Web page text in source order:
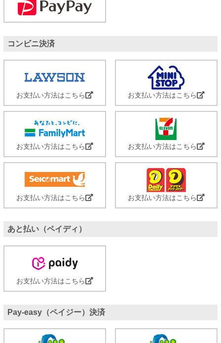
コンビニ決済
お支払い方法はこちら お支払い方法はこちら
お支払い方法はこちら お支払い方法はこちら
お支払い方法はこちら お支払い方法はこちら
あと払い（ペイディ）
お支払い方法はこちら
Pay-easy（ペイジー）決済